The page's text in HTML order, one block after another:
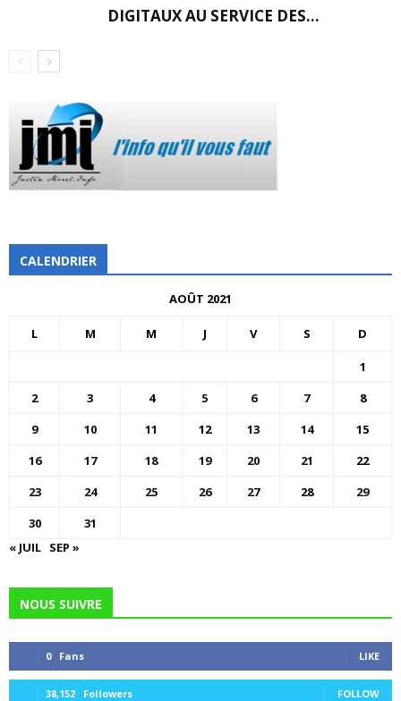
DIGITAUX AU SERVICE DES...
CALENDRIER
AOÛT 2021
L M M J V S D
1
2
3 4 5 6 7
8
9
10 11 12 13 14
15
16
17 18 19 20 21
22
23
24 25 26 27 28
29
30
31
« JUIL SEP »
NOUS SUIVRE
0 Fans LIKE
38,152 Followers FOLLOW